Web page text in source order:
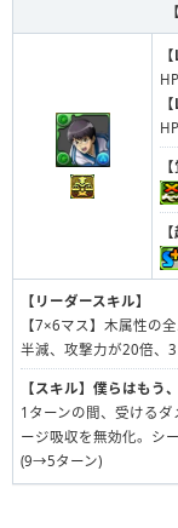
【リーダースキル】
【7×6マス】木属性の
半減、攻撃力が20倍、3
【スキル】 僕らはもう
1ターンの間、受ける
ージ吸収を無効化。シ
(9→5ターン)